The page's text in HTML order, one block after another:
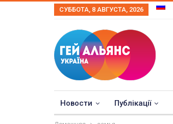
СУББОТА, 8 АВГУСТА, 2026
Новости Публікації